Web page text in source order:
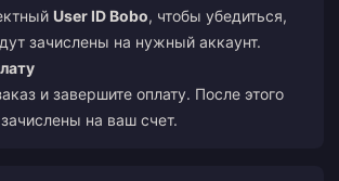
User ID Bobo, чтобы убедиться,
зачислены на нужный аккаунт.
и завершите оплату. После этого
на ваш счет.